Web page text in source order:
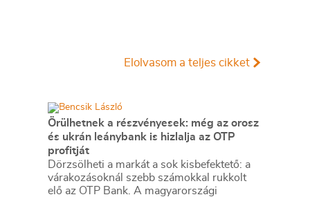
Elolvasom a teljes cikket
Örülhetnek a részvényesek: még az orosz
és ukrán leánybank is hizlalja az OTP
profitját
Dörzsölheti a markát a sok kisbefektető: a
várakozásoknál szebb számokkal rukkolt
elő az OTP Bank. A magyarországi